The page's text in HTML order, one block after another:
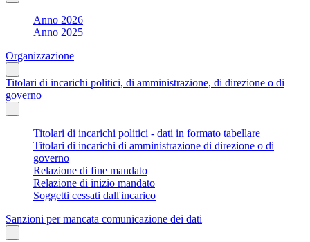
Anno 2026
Anno 2025
Organizzazione
Titolari di incarichi politici, di amministrazione, di direzione o di
governo
Titolari di incarichi politici - dati in formato tabellare
Titolari di incarichi di amministrazione di direzione o di
governo
Relazione di fine mandato
Relazione di inizio mandato
Soggetti cessati dall'incarico
Sanzioni per mancata comunicazione dei dati